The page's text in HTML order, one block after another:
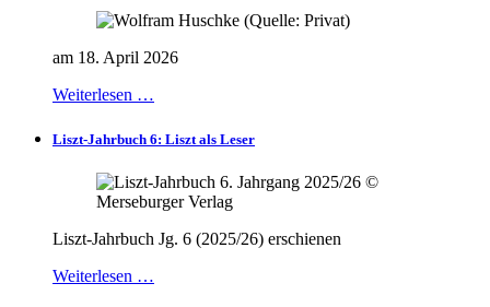
am 18. April 2026
Weiterlesen …
Liszt-Jahrbuch 6: Liszt als Leser
Liszt-Jahrbuch Jg. 6 (2025/26) erschienen
Weiterlesen …